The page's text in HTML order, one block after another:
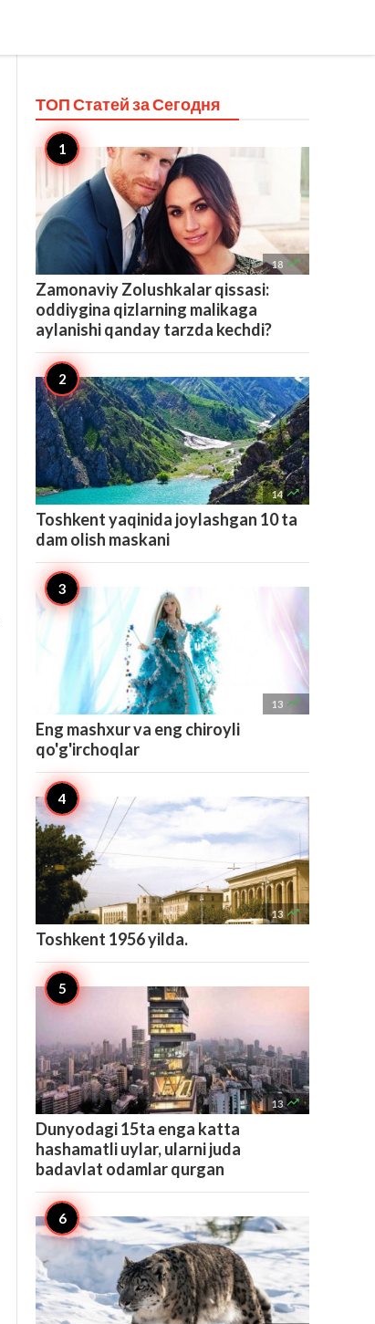
ТОП Статей заСегодня
18 
Zamonaviy Zolushkalar qissasi:
oddiygina qizlarning malikaga
aylanishi qanday tarzda kechdi?
14 
Toshkent yaqinida joylashgan 10 ta
dam olish maskani
13 
Eng mashxur va eng chiroyli
qo'g'irchoqlar
13 
Toshkent 1956 yilda.
13 
Dunyodagi 15ta enga katta
hashamatli uylar, ularni juda
badavlat odamlar qurgan